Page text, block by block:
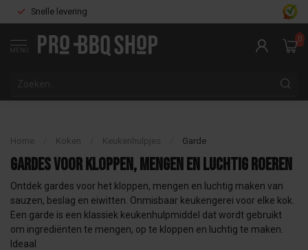
Snelle levering
MENU
0
Home Koken Keukenhulpjes Garde
Gardes voor kloppen, mengen en luchtig roeren
Ontdek gardes voor het kloppen, mengen en luchtig maken van
sauzen, beslag en eiwitten. Onmisbaar keukengerei voor elke kok.
Een garde is een klassiek keukenhulpmiddel dat wordt gebruikt
om ingrediënten te mengen, op te kloppen en luchtig te maken.
Ideaal